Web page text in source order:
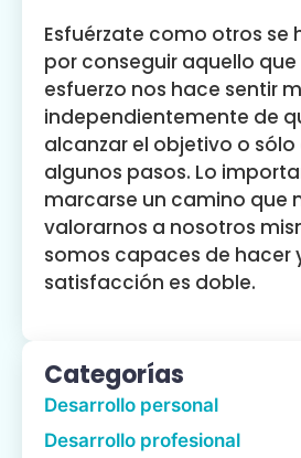
Esfuérzate como otros se
por conseguir aquello que
esfuerzo nos hace sentir
independientemente de
alcanzar el objetivo o
algunos pasos. Lo
marcarse un camino que
valorarnos a nosotros
somos capaces de hacer
satisfacción es doble.
Categorías
Desarrollo personal
Desarrollo profesional